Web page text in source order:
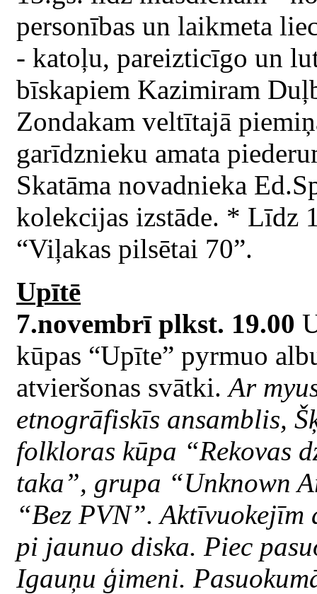
personības un laikmeta
- katoļu, pareizticīgo un
bīskapiem Kazimiram
Zondakam veltītajā
garīdznieku amata
Skatāma novadnieka
kolekcijas izstāde. * Līdz
“Viļakas pilsētai 70”.
Upītē
7.novembrī plkst. 19.00
kūpas “Upīte” pyrmuo
atvieršonas svātki.Ar
etnogrāfiskīs ansamblis,
folkloras kūpa “Rekovas
taka”, grupa “Unknown
“Bez PVN”.
pi jaunuo diska. Piec
Igauņu ģimeni.